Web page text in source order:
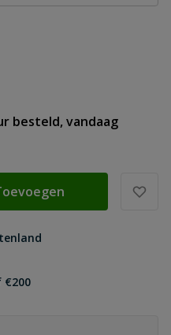
besteld, vandaag